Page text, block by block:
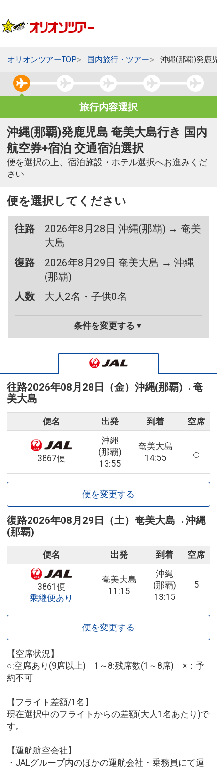
オリオンツアーTOP 国内旅行・ツアー 沖縄(那覇)発鹿
旅行内容選択
沖縄(那覇)発鹿児島 奄美大島行き 国内
航空券+宿泊 交通宿泊選択
便を選択の上、宿泊施設・ホテル選択へお進みくだ
さい
便を選択してください
往路
2026年8月28日 沖縄(那覇) → 奄美
大島
復路
2026年8月29日 奄美大島 → 沖縄
(那覇)
人数
大人2名・子供0名
条件を変更する▼
往路2026年08月28日（金） 沖縄(那覇) →奄
美大島
便名 出発 到着 空席
3867便
沖縄
(那覇)
13:55
奄美大島
14:55
便を変更する
復路2026年08月29日（土） 奄美大島 →沖縄
(那覇)
便名 出発 到着 空席
3861便
乗継便あり
奄美大島
11:15
沖縄
(那覇)
13:15
5
便を変更する
【空席状況】
○:空席あり(9席以上) 1～8:残席数(1～8席) ×：予
約不可
【フライト差額/1名】
現在選択中のフライトからの差額(大人1名あたり)で
す。
【運航航空会社】
・JALグループ内のほかの運航会社・乗務員にて運